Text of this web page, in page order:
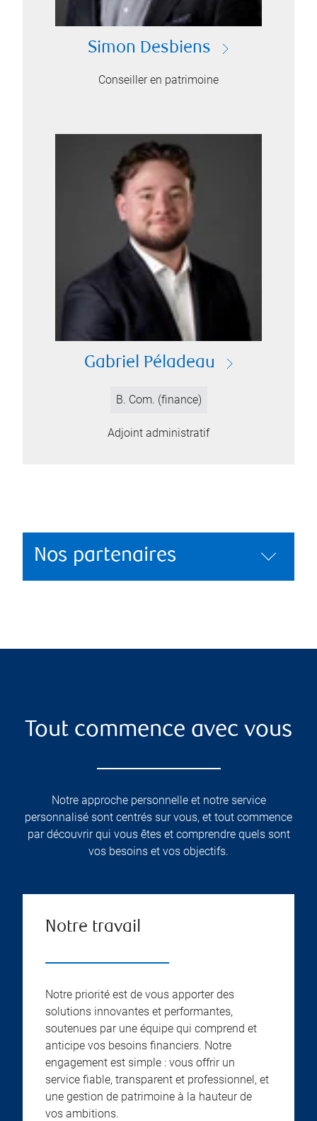
Simon Desbiens
Conseiller en patrimoine
Gabriel Péladeau
B. Com. (finance)
Adjoint administratif
Nos partenaires
Tout commence avec vous
Notre approche personnelle et notre service
personnalisé sont centrés sur vous, et tout commence
par découvrir qui vous êtes et comprendre quels sont
vos besoins et vos objectifs.
Notre travail
Notre priorité est de vous apporter des
solutions innovantes et performantes,
soutenues par une équipe qui comprend et
anticipe vos besoins financiers. Notre
engagement est simple : vous offrir un
service fiable, transparent et professionnel, et
une gestion de patrimoine à la hauteur de
vos ambitions.